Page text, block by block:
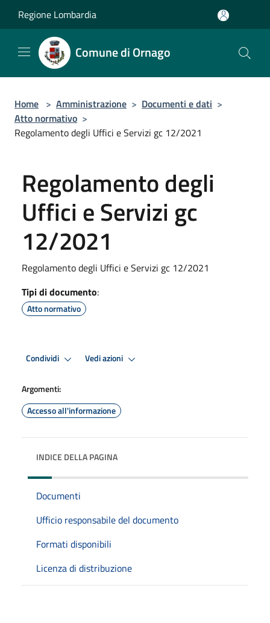
Regione Lombardia
Comune di Ornago
Home > Amministrazione > Documenti e dati >
Atto normativo >
Regolamento degli Uffici e Servizi gc 12/2021
Regolamento degli
Uffici e Servizi gc
12/2021
Regolamento degli Uffici e Servizi gc 12/2021
Tipi di documento:
Atto normativo
Condividi Vedi azioni
Argomenti:
Accesso all'informazione
INDICE DELLA PAGINA
Documenti
Ufficio responsabile del documento
Formati disponibili
Licenza di distribuzione